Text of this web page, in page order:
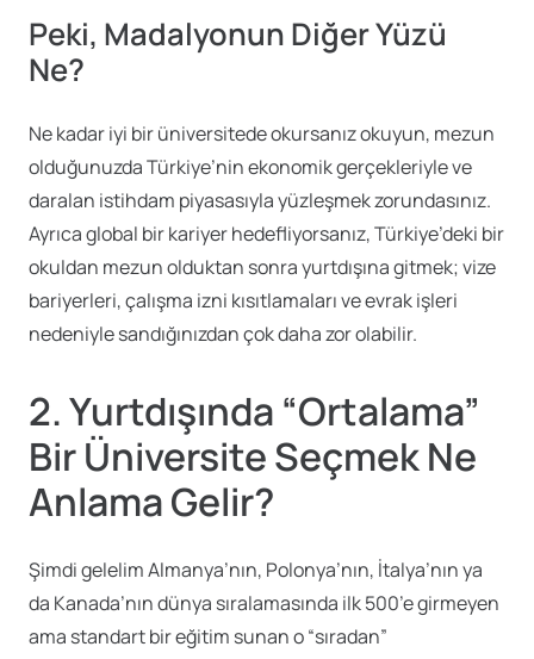
Peki, Madalyonun Diğer Yüzü
Ne?
Ne kadar iyi bir üniversitede okursanız okuyun, mezun
olduğunuzda Türkiye’nin ekonomik gerçekleriyle ve
daralan istihdam piyasasıyla yüzleşmek zorundasınız.
Ayrıca global bir kariyer hedefliyorsanız, Türkiye’deki bir
okuldan mezun olduktan sonra yurtdışına gitmek; vize
bariyerleri, çalışma izni kısıtlamaları ve evrak işleri
nedeniyle sandığınızdan çok daha zor olabilir.
2. Yurtdışında “Ortalama”
Bir Üniversite Seçmek Ne
Anlama Gelir?
Şimdi gelelim Almanya’nın, Polonya’nın, İtalya’nın ya
da Kanada’nın dünya sıralamasında ilk 500’e girmeyen
ama standart bir eğitim sunan o “sıradan”